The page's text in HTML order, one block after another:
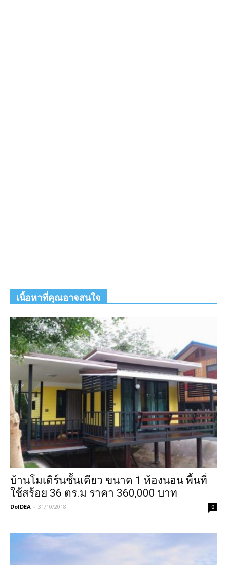
เนื้อหาที่คุณอาจสนใจ
บ้านโมเดิร์นชั้นเดียว ขนาด 1 ห้องนอน พื้นที่
ใช้สร้อย 36 ตร.ม ราคา 360,000 บาท
DoIDEA - 31/10/2018 0